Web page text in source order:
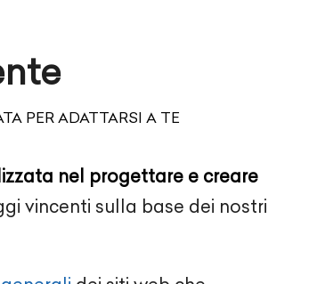
PER ADATTARSI A TE
nel progettare e creare
vincenti sulla base dei nostri